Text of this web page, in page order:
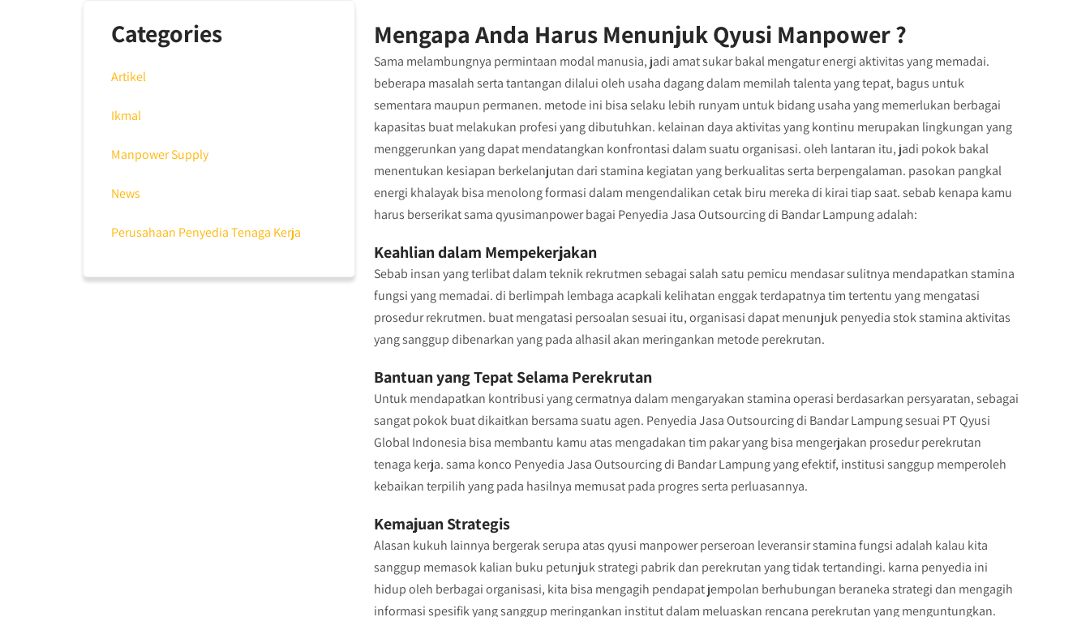
Mengapa Anda Harus Menunjuk Qyusi Manpower ?
Sama melambungnya permintaan modal manusia, jadi amat sukar bakal mengatur energi aktivitas yang memadai.
beberapa masalah serta tantangan dilalui oleh usaha dagang dalam memilah talenta yang tepat, bagus untuk
sementara maupun permanen. metode ini bisa selaku lebih runyam untuk bidang usaha yang memerlukan berbagai
kapasitas buat melakukan profesi yang dibutuhkan. kelainan daya aktivitas yang kontinu merupakan lingkungan yang
menggerunkan yang dapat mendatangkan konfrontasi dalam suatu organisasi. oleh lantaran itu, jadi pokok bakal
menentukan kesiapan berkelanjutan dari stamina kegiatan yang berkualitas serta berpengalaman. pasokan pangkal
energi khalayak bisa menolong formasi dalam mengendalikan cetak biru mereka di kirai tiap saat. sebab kenapa kamu
harus berserikat sama qyusimanpower bagai Penyedia Jasa Outsourcing di Bandar Lampung adalah:
Keahlian dalam Mempekerjakan
Sebab insan yang terlibat dalam teknik rekrutmen sebagai salah satu pemicu mendasar sulitnya mendapatkan stamina
fungsi yang memadai. di berlimpah lembaga acapkali kelihatan enggak terdapatnya tim tertentu yang mengatasi
prosedur rekrutmen. buat mengatasi persoalan sesuai itu, organisasi dapat menunjuk penyedia stok stamina aktivitas
yang sanggup dibenarkan yang pada alhasil akan meringankan metode perekrutan.
Bantuan yang Tepat Selama Perekrutan
Untuk mendapatkan kontribusi yang cermatnya dalam mengaryakan stamina operasi berdasarkan persyaratan, sebagai
sangat pokok buat dikaitkan bersama suatu agen. Penyedia Jasa Outsourcing di Bandar Lampung sesuai PT Qyusi
Global Indonesia bisa membantu kamu atas mengadakan tim pakar yang bisa mengerjakan prosedur perekrutan
tenaga kerja. sama konco Penyedia Jasa Outsourcing di Bandar Lampung yang efektif, institusi sanggup memperoleh
kebaikan terpilih yang pada hasilnya memusat pada progres serta perluasannya.
Kemajuan Strategis
Alasan kukuh lainnya bergerak serupa atas qyusi manpower perseroan leveransir stamina fungsi adalah kalau kita
sanggup memasok kalian buku petunjuk strategi pabrik dan perekrutan yang tidak tertandingi. karna penyedia ini
hidup oleh berbagai organisasi, kita bisa mengagih pendapat jempolan berhubungan beraneka strategi dan mengagih
informasi spesifik yang sanggup meringankan institut dalam meluaskan rencana perekrutan yang menguntungkan.
Categories
Artikel
Ikmal
Manpower Supply
News
Perusahaan Penyedia Tenaga Kerja